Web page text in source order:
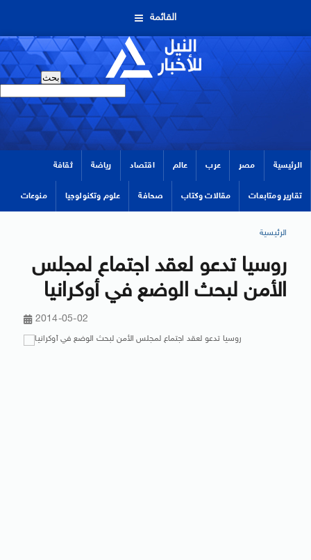
القائمة
الرئيسية مصر عرب عالم اقتصاد رياضة ثقافة
تقارير ومتابعات مقالات وكتاب صحافة علوم وتكنولوجيا منوعات
الرئيسية
روسيا تدعو لعقد اجتماع لمجلس
الأمن لبحث الوضع في أوكرانيا
2014-05-02